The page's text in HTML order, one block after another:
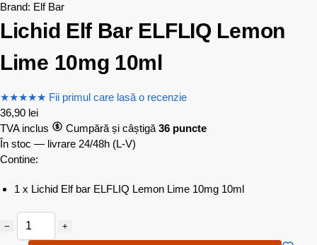
Brand: Elf Bar
Lichid Elf Bar ELFLIQ Lemon
Lime 10mg 10ml
★★★★★ Fii primul care lasă o recenzie
36,90 lei
TVA inclus
Cumpără și câștigă 36 puncte
În stoc — livrare 24/48h (L-V)
Contine:
1 x Lichid Elf bar ELFLIQ Lemon Lime 10mg 10ml
− +